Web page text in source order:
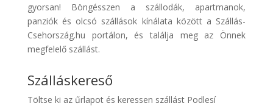
Discover
Cars
Transzfer
Kiwi
Taxi
gyorsan! Böngésszen a szállodák, apartmanok,
panziók és olcsó szállások kínálata között a Szállás-
Csehország.hu portálon, és találja meg az Önnek
megfelelő szállást.
Szálláskereső
Töltse ki az űrlapot és keressen szállást Podlesí